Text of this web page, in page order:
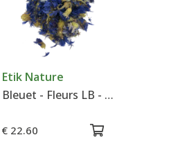
Etik Nature
Bleuet - Fleurs LB - Tisane - 50 g
€ 22.60